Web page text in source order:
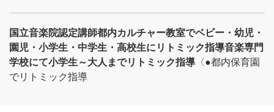
国立音楽院認定講師都内カルチャー教室でベビー・幼児・
園児・小学生・中学生・高校生にリトミック指導音楽専門
学校にて小学生～大人までリトミック指導 〈●都内保育園
でリトミック指導